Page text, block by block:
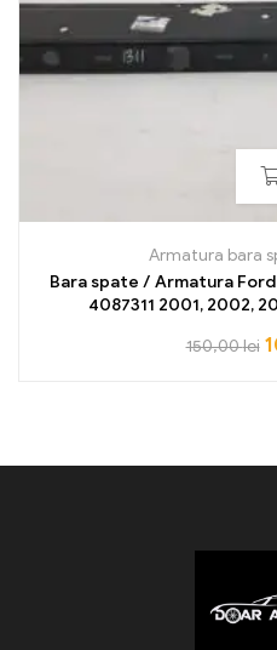
Armatura bara
Bara spate / Armatura Ford Transit YC15-
4087311 2001, 2002,
150,00lei